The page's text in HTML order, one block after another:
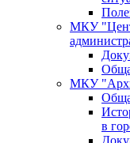
МКУ
МКУ
в